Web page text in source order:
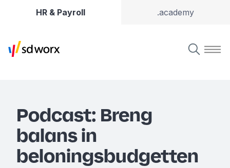
HR & Payroll .academy
Podcast: Breng
balans in
beloningsbudgetten